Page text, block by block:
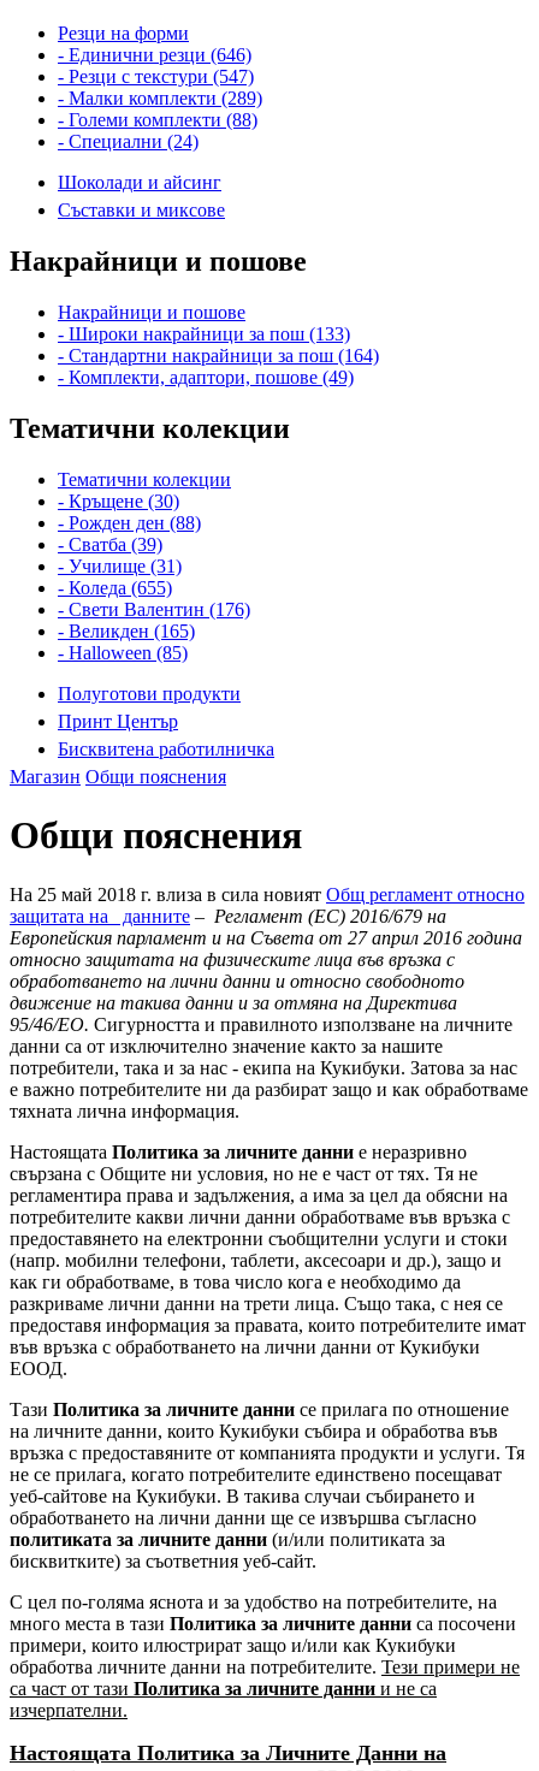
Резци на форми
- Единични резци (646)
- Резци с текстури (547)
- Малки комплекти (289)
- Големи комплекти (88)
- Специални (24)
Шоколади и айсинг
Съставки и миксове
Накрайници и пошове
Накрайници и пошове
- Широки накрайници за пош (133)
- Стандартни накрайници за пош (164)
- Комплекти, адаптори, пошове (49)
Тематични колекции
Тематични колекции
- Кръщене (30)
- Рожден ден (88)
- Сватба (39)
- Училище (31)
- Коледа (655)
- Свети Валентин (176)
- Великден (165)
- Halloween (85)
Полуготови продукти
Принт Център
Бисквитена работилничка
Магазин Общи пояснения
Общи пояснения
На 25 май 2018 г. влиза в сила новият Общ регламент относно
защитата на данните – Регламент (ЕС) 2016/679 на
Европейския парламент и на Съвета от 27 април 2016 година
относно защитата на физическите лица във връзка с
обработването на лични данни и относно свободното
движение на такива данни и за отмяна на Директива
95/46/EО. Сигурността и правилното използване на личните
данни са от изключително значение както за нашите
потребители, така и за нас - екипа на Кукибуки. Затова за нас
е важно потребителите ни да разбират защо и как обработваме
тяхната лична информация.
Настоящата Политика за личните данни е неразривно
свързана с Общите ни условия, но не е част от тях. Тя не
регламентира права и задължения, а има за цел да обясни на
потребителите какви лични данни обработваме във връзка с
предоставянето на електронни съобщителни услуги и стоки
(напр. мобилни телефони, таблети, аксесоари и др.), защо и
как ги обработваме, в това число кога е необходимо да
разкриваме лични данни на трети лица. Също така, с нея се
предоставя информация за правата, които потребителите имат
във връзка с обработването на лични данни от Кукибуки
ЕООД.
Тази Политика за личните данни се прилага по отношение
на личните данни, които Кукибуки събира и обработва във
връзка с предоставяните от компанията продукти и услуги. Тя
не се прилага, когато потребителите единствено посещават
уеб-сайтове на Кукибуки. В такива случаи събирането и
обработването на лични данни ще се извършва съгласно
политиката за личните данни (и/или политиката за
бисквитките) за съответния уеб-сайт.
С цел по-голяма яснота и за удобство на потребителите, на
много места в тази Политика за личните данни са посочени
примери, които илюстрират защо и/или как Кукибуки
обработва личните данни на потребителите. Тези примери не
са част от тази Политика за личните данни и не са
изчерпателни.
Настоящата Политика за Личните Данни на